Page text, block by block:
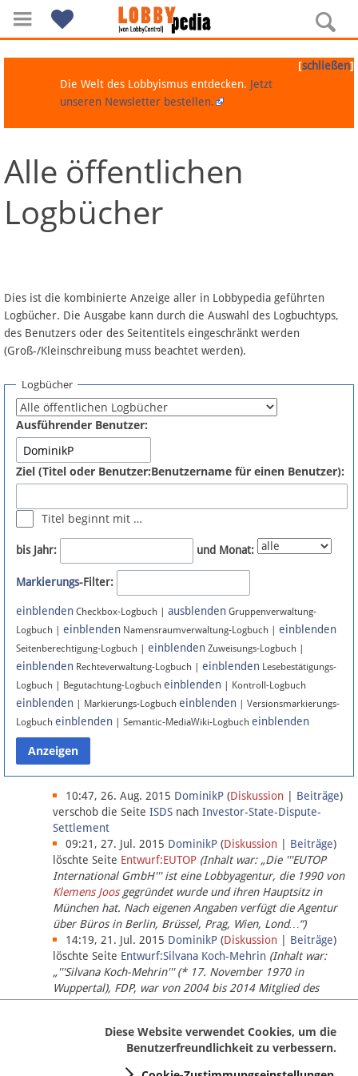
Navigation
Über Lobbypedia
Artikel nach Kategorien
FAQ
Fördermitglied werden
Fehler melden
Newsletter
Bluesky
Facebook
Instagram
Anmelden
Datenschutz
Über Lobbypedia
Impressum
[schließen]
Die Welt des Lobbyismus entdecken. Jetzt
unseren Newsletter bestellen.
Alle öffentlichen
Logbücher
Dies ist die kombinierte Anzeige aller in Lobbypedia geführten
Logbücher. Die Ausgabe kann durch die Auswahl des Logbuchtyps,
des Benutzers oder des Seitentitels eingeschränkt werden
(Groß-/Kleinschreibung muss beachtet werden).
Logbücher
Ausführender Benutzer:
Ziel (Titel oder Benutzer:Benutzername für einen Benutzer):
Titel beginnt mit …
bis Jahr: und Monat:
Markierungs-Filter:
einblenden Checkbox-Logbuch | ausblenden Gruppenverwaltung-
Logbuch | einblenden Namensraumverwaltung-Logbuch | einblenden
Seitenberechtigung-Logbuch | einblenden Zuweisungs-Logbuch |
einblenden Rechteverwaltung-Logbuch | einblenden Lesebestätigungs-
Logbuch | Begutachtung-Logbuch einblenden | Kontroll-Logbuch
einblenden | Markierungs-Logbuch einblenden | Versionsmarkierungs-
Logbuch einblenden | Semantic-MediaWiki-Logbuch einblenden
10:47, 26. Aug. 2015 DominikP (Diskussion Beiträge)
verschob die Seite ISDS nach Investor-State-Dispute-
Settlement
09:21, 27. Jul. 2015 DominikP (Diskussion Beiträge)
löschte Seite Entwurf:EUTOP (Inhalt war: „Die '''EUTOP
International GmbH''' ist eine Lobbyagentur, die 1990 von
Klemens Joosgegründet wurde und ihren Hauptsitz in
München hat. Nach eigenen Angaben verfügt die Agentur
über Büros in Berlin, Brüssel, Prag, Wien, Lond…“)
14:19, 21. Jul. 2015 DominikP (Diskussion Beiträge)
löschte Seite Entwurf:Silvana Koch-Mehrin (Inhalt war:
„'''Silvana Koch-Mehrin''' (* 17. November 1970 in
Wuppertal), FDP, war von 2004 bis 2014 Mitglied des
Europäischen Parlaments, seit November 2014 ist sie für
Diese Website verwendet Cookies, um die
Benutzerfreundlichkeit zu verbessern.